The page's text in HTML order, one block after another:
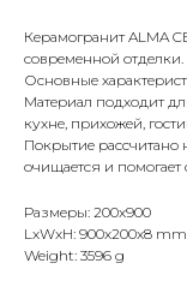
Керамогранит ALMA
современной отделки.
Основные
Материал подходит
кухне, прихожей,
Покрытие рассчитано
очищается и
Размеры: 200x900
LxWxH: 900x200x8 mm
Weight: 3596 g